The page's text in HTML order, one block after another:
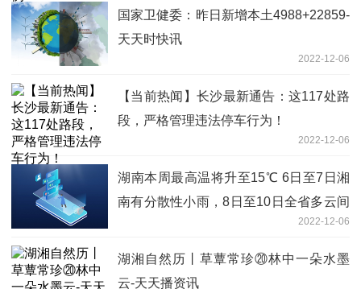
国家卫健委：昨日新增本土4988+22859-
天天时快讯
2022-12-06
【当前热闻】长沙最新通告：这117处路
段，严格管理违法停车行为！
2022-12-06
湖南本周最高温将升至15℃ 6日至7日湘
南有分散性小雨，8日至10日全省多云间
2022-12-06
湖湘自然历丨草蕈常珍⑳林中一朵水墨
云-天天播资讯